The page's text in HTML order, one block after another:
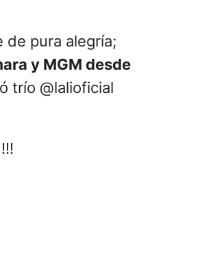
de pura alegría;
y MGM desde
trío @lalioficial